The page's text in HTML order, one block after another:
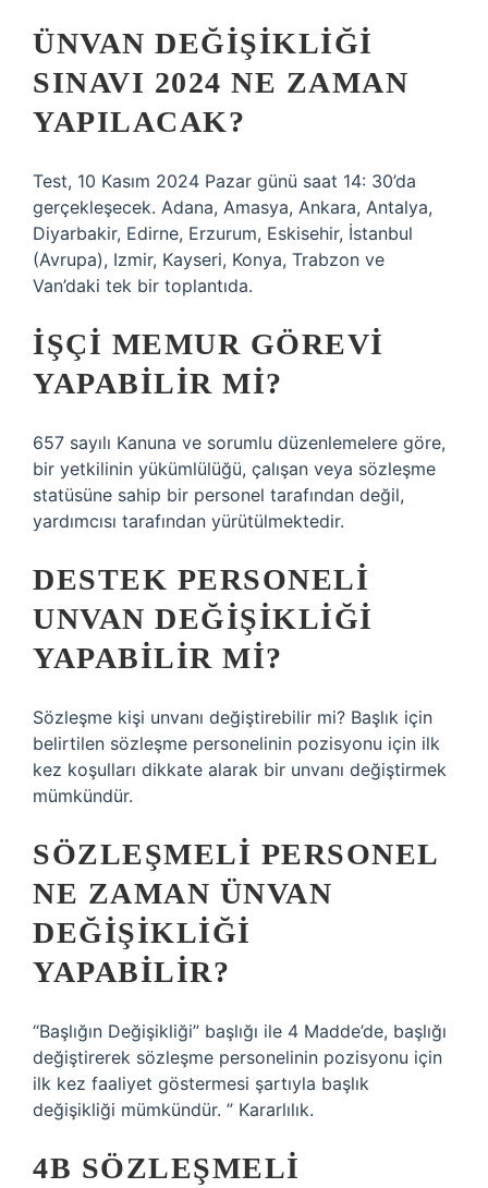
ÜNVAN DEĞIŞIKLIĞI
SINAVI 2024 NE ZAMAN
YAPILACAK?
Test, 10 Kasım 2024 Pazar günü saat 14: 30’da
gerçekleşecek. Adana, Amasya, Ankara, Antalya,
Diyarbakir, Edirne, Erzurum, Eskisehir, İstanbul
(Avrupa), Izmir, Kayseri, Konya, Trabzon ve
Van’daki tek bir toplantıda.
İŞÇI MEMUR GÖREVI
YAPABILIR MI?
657 sayılı Kanuna ve sorumlu düzenlemelere göre,
bir yetkilinin yükümlülüğü, çalışan veya sözleşme
statüsüne sahip bir personel tarafından değil,
yardımcısı tarafından yürütülmektedir.
DESTEK PERSONELI
UNVAN DEĞIŞIKLIĞI
YAPABILIR MI?
Sözleşme kişi unvanı değiştirebilir mi? Başlık için
belirtilen sözleşme personelinin pozisyonu için ilk
kez koşulları dikkate alarak bir unvanı değiştirmek
mümkündür.
SÖZLEŞMELI PERSONEL
NE ZAMAN ÜNVAN
DEĞIŞIKLIĞI
YAPABILIR?
“Başlığın Değişikliği” başlığı ile 4 Madde’de, başlığı
değiştirerek sözleşme personelinin pozisyonu için
ilk kez faaliyet göstermesi şartıyla başlık
değişikliği mümkündür. ” Kararlılık.
4B SÖZLEŞMELI